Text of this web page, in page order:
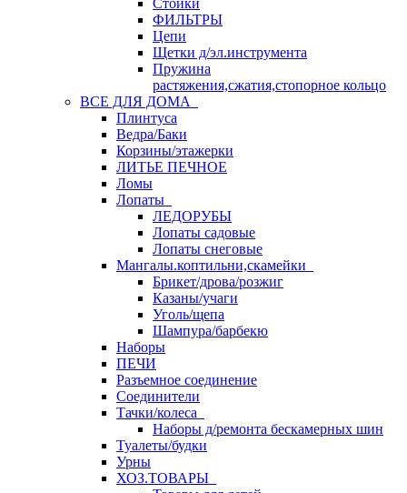
Стойки
ФИЛЬТРЫ
Цепи
Щетки д/эл.инструмента
Пружина
растяжения,сжатия,стопорное кольцо
ВСЕ ДЛЯ ДОМА
Плинтуса
Ведра/Баки
Корзины/этажерки
ЛИТЬЕ ПЕЧНОЕ
Ломы
Лопаты
ЛЕДОРУБЫ
Лопаты садовые
Лопаты снеговые
Мангалы.коптильни,скамейки
Брикет/дрова/розжиг
Казаны/учаги
Уголь/щепа
Шампура/барбекю
Наборы
ПЕЧИ
Разъемное соединение
Соединители
Тачки/колеса
Наборы д/ремонта бескамерных шин
Туалеты/будки
Урны
ХОЗ.ТОВАРЫ